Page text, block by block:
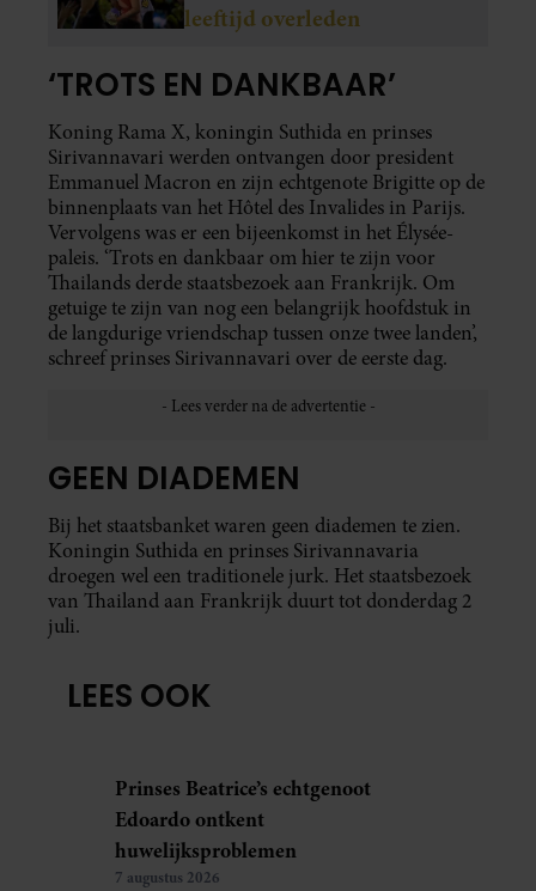
leeftijd overleden
‘TROTS EN DANKBAAR’
Koning Rama X, koningin Suthida en prinses
Sirivannavari werden ontvangen door president
Emmanuel Macron en zijn echtgenote Brigitte op de
binnenplaats van het Hôtel des Invalides in Parijs.
Vervolgens was er een bijeenkomst in het Élysée-
paleis. ‘Trots en dankbaar om hier te zijn voor
Thailands derde staatsbezoek aan Frankrijk. Om
getuige te zijn van nog een belangrijk hoofdstuk in
de langdurige vriendschap tussen onze twee landen’,
schreef prinses Sirivannavari over de eerste dag.
GEEN DIADEMEN
Bij het staatsbanket waren geen diademen te zien.
Koningin Suthida en prinses Sirivannavaria
droegen wel een traditionele jurk. Het staatsbezoek
van Thailand aan Frankrijk duurt tot donderdag 2
juli.
LEES OOK
Prinses Beatrice’s echtgenoot
Edoardo ontkent
huwelijksproblemen
7 augustus 2026